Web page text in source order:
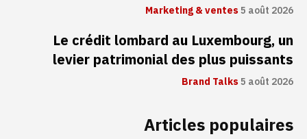
Marketing & ventes5 août 2026
Le crédit lombard au Luxembourg, un
levier patrimonial des plus puissants
Brand Talks5 août 2026
Articles populaires